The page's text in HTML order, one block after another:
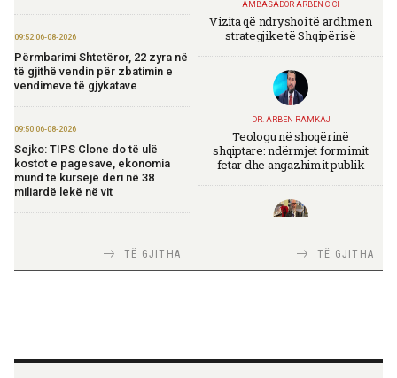
09:52 06-08-2026
Përmbarimi Shtetëror, 22 zyra në
të gjithë vendin për zbatimin e
vendimeve të gjykatave
09:50 06-08-2026
Sejko: TIPS Clone do të ulë
kostot e pagesave, ekonomia
mund të kursejë deri në 38
miliardë lekë në vit
Themelohet “Fincantieri Albania”,
Nufi: Investim për zhvillimin e
ekipet shqiptare për shpëtimin e
TË GJITHA
AMBASADOR ARBEN CICI
Vizita që ndryshoi të ardhmen
strategjike të Shqipërisë
DR. ARBEN RAMKAJ
Teologu në shoqërinë
shqiptare: ndërmjet formimit
fetar dhe angazhimit publik
TIRANA DIPLOMAT
TIRANA DIPLOMAT
TË GJITHA